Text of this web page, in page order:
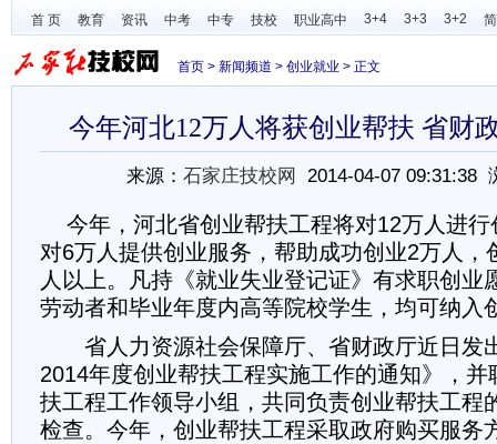
首 页 教育 资讯 中考 中专 技校 职业高中 3+4 3+3 3+2
首页 > 新闻频道 > 创业就业 > 正文
今年河北12万人将获创业帮扶 省财
来源： 石家庄技校网 2014-04-07 09:31:38
今年，河北省创业帮扶工程将对12万人进行
对6万人提供创业服务，帮助成功创业2万人，
人以上。凡持《就业失业登记证》有求职创业
劳动者和毕业年度内高等院校学生，均可纳入
省人力资源社会保障厅、省财政厅近日发
2014年度创业帮扶工程实施工作的通知》，并
扶工程工作领导小组，共同负责创业帮扶工程
检查。今年，创业帮扶工程采取政府购买服务